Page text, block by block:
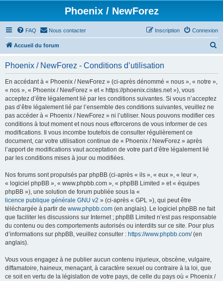
Phoenix / NewForez
FAQ Nous contacter Connexion
Inscription
Accueil du forum
Phoenix / NewForez - Conditions d’utilisation
En accédant à « Phoenix / NewForez » (ci-après dénommé « nous », « notre »,
« nos », « Phoenix / NewForez » et « https://phoenix.cistes.net »), vous
acceptez d’être légalement lié par les conditions suivantes. Si vous n’acceptez
pas d’être légalement lié par l’ensemble des conditions suivantes, veuillez ne
pas accéder à « Phoenix / NewForez » ni l’utiliser. Nous pouvons modifier ces
conditions à tout moment et nous nous efforcerons de vous informer de ces
modifications. Il vous incombe toutefois de consulter régulièrement ce
document, car votre utilisation continue de « Phoenix / NewForez » après
l’apport de modifications vaut acceptation de votre part d’être légalement lié
par les conditions mises à jour ou modifiées.
Nos forums sont propulsés par phpBB (ci-après « ils », « eux », « leur »,
« logiciel phpBB », « www.phpbb.com », « phpBB Limited » et « équipes
phpBB »), une solution de forum publiée sous la «
licence publique générale GNU v2 » (ci-après « GPL »), qui peut être
téléchargée à partir de www.phpbb.com (en anglais). Le logiciel phpBB ne fait
que faciliter les discussions sur Internet ; phpBB Limited n’est pas responsable
du contenu ou des comportements autorisés ou interdits sur ce site. Pour plus
d’informations sur phpBB, veuillez consulter : https://www.phpbb.com/(en
anglais).
Vous vous engagez à ne publier aucun contenu injurieux, obscène, vulgaire,
diffamatoire, haineux, menaçant, à caractère sexuel ou contraire à la loi, que
ce soit en vertu de la législation de votre pays, de celle du pays où « Phoenix /